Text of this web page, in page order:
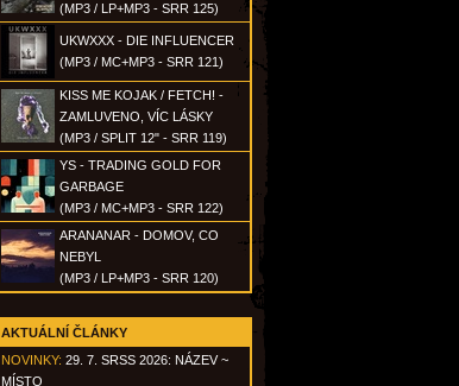
(MP3 / LP+MP3 - SRR 125)
UKWXXX - DIE INFLUENCER
(MP3 / MC+MP3 - SRR 121)
KISS ME KOJAK / FETCH! -
ZAMLUVENO, VÍC LÁSKY
(MP3 / SPLIT 12" - SRR 119)
YS - TRADING GOLD FOR
GARBAGE
(MP3 / MC+MP3 - SRR 122)
ARANANAR - DOMOV, CO
NEBYL
(MP3 / LP+MP3 - SRR 120)
AKTUÁLNÍ ČLÁNKY
NOVINKY: 29. 7. SRSS 2026: NÁZEV ~
MÍSTO